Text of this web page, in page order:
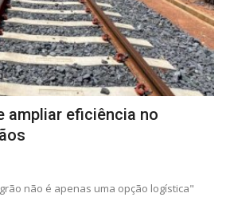
ampliar eficiência no
não é apenas uma opção logística"